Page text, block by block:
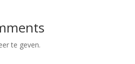
te geven.